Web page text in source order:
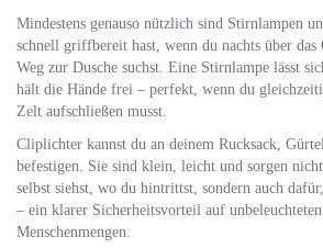
Mindestens genauso nützlich sind Stirnlampen
schnell griffbereit hast, wenn du nachts über das
Weg zur Dusche suchst. Eine Stirnlampe lässt
hält die Hände frei – perfekt, wenn du
Zelt aufschließen musst.
Cliplichter kannst du an deinem Rucksack,
befestigen. Sie sind klein, leicht und sorgen
selbst siehst, wo du hintrittst, sondern auch
– ein klarer Sicherheitsvorteil auf
Menschenmengen.